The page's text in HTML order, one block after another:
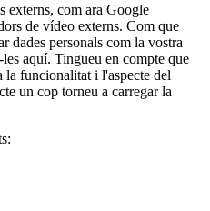
externs, com ara Google
de vídeo externs. Com que
dades personals com la vostra
aquí. Tingueu en compte que
la funcionalitat i l'aspecte del
un cop torneu a carregar la